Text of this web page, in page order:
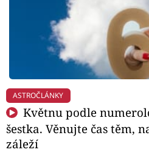
ASTROČLÁNKY
Květnu podle
šestka. Věnujte čas těm,
záleží